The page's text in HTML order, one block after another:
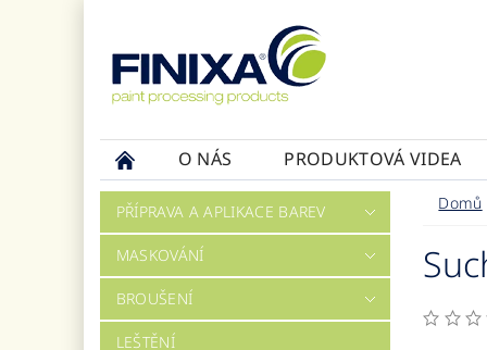
O NÁS PRODUKTOVÁ VIDEA
PŘÍPRAVA A APLIKACE BAREV
MASKOVÁNÍ
BROUŠENÍ
LEŠTĚNÍ
Domů